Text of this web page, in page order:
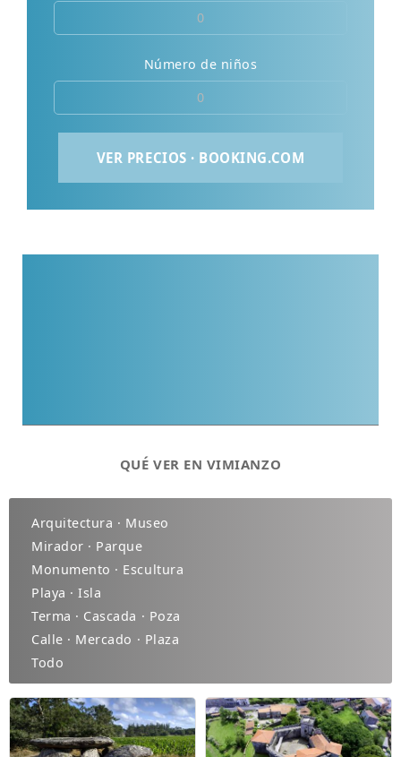
Número de niños
QUÉ VER EN VIMIANZO
Arquitectura · Museo
Mirador · Parque
Monumento · Escultura
Playa · Isla
Terma · Cascada · Poza
Calle · Mercado · Plaza
Todo